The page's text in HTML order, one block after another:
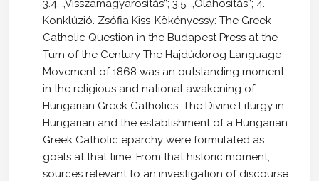
3.4. „Visszamagyarosítás”; 3.5. „Oláhosítás”; 4.
Konklúzió. Zsófia Kiss-Kökényessy: The Greek
Catholic Question in the Budapest Press at the
Turn of the Century The Hajdúdorog Language
Movement of 1868 was an outstanding moment
in the religious and national awakening of
Hungarian Greek Catholics. The Divine Liturgy in
Hungarian and the establishment of a Hungarian
Greek Catholic eparchy were formulated as
goals at that time. From that historic moment,
sources relevant to an investigation of discourse